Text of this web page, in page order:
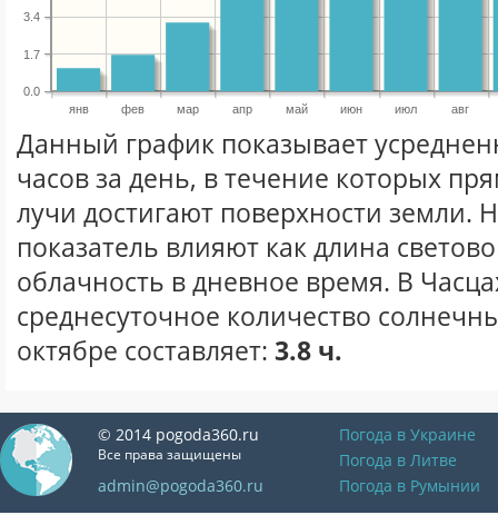
янв фев мар апр май июн июл авг
0.0
1.7
3.4
Данный график показывает
часов за день, в течение которых
лучи достигают поверхности земли.
показатель влияют как длина
облачность в дневное время. В
среднесуточное количество
октябре составляет: 3.8 ч.
© 2014 pogoda360.ru
Все права защищены
admin@pogoda360.ru
Погода в Украине
Погода в Литве
Погода в Румынии